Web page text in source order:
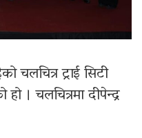
चलचित्र ट्राई सिटी
। चलचित्रमा दीपेन्द्र